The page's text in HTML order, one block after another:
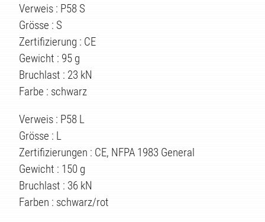
Verweis : P58 S
Grösse : S
Zertifizierung : CE
Gewicht : 95 g
Bruchlast : 23 kN
Farbe : schwarz
Verweis : P58 L
Grösse : L
Zertifizierungen : CE, NFPA 1983 General
Gewicht : 150 g
Bruchlast : 36 kN
Farben : schwarz/rot